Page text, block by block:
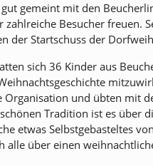
gemeint mit den
zahlreiche Besucher freuen.
der Startschuss der
sich 36 Kinder aus
Organisation und übten mit
Tradition ist es über
etwas Selbstgebasteltes
alle über einen